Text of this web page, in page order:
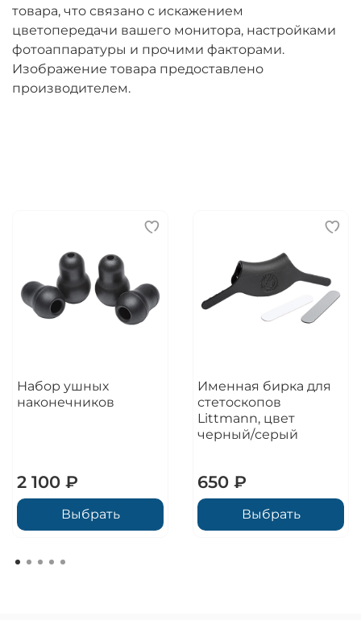
товара, что связано с искажением
цветопередачи вашего монитора, настройками
фотоаппаратуры и прочими факторами.
Изображение товара предоставлено
производителем.
Набор ушных
наконечников
2 100 ₽
Выбрать
Именная бирка для
стетоскопов
Littmann, цвет
черный/серый
650 ₽
Выбрать